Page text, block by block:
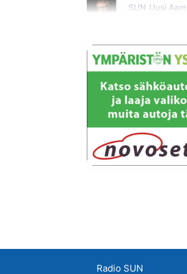
SUN Uusi
Radio SUN